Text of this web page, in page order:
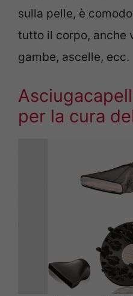
sulla pelle, è
tutto il corpo, anche
gambe, ascelle, ecc.
per la cura